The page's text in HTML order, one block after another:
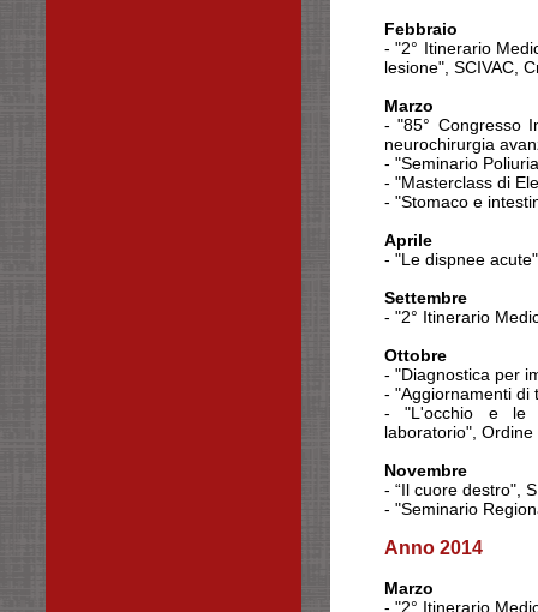
Febbraio
- "2° Itinerario
lesione", SCIVAC,
Marzo
- "85° Congresso
neurochirurgia
- "Seminario
- "Masterclass di
- "Stomaco e
Aprile
- "Le dispnee
Settembre
- "2° Itinerario
Ottobre
- "Diagnostica per
- "Aggiornamenti di
- "L'occhio e le
laboratorio", Ordine
Novembre
- “Il cuore destro",
- "Seminario
Anno 2014
Marzo
- "2° Itinerario